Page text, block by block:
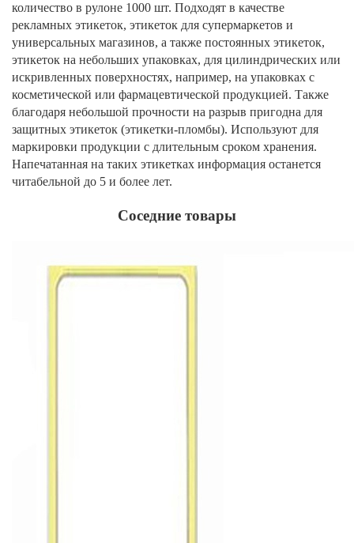
количество в рулоне 1000 шт. Подходят в качестве
рекламных этикеток, этикеток для супермаркетов и
универсальных магазинов, а также постоянных этикеток,
этикеток на небольших упаковках, для цилиндрических или
искривленных поверхностях, например, на упаковках с
косметической или фармацевтической продукцией. Также
благодаря небольшой прочности на разрыв пригодна для
защитных этикеток (этикетки-пломбы). Используют для
маркировки продукции с длительным сроком хранения.
Напечатанная на таких этикетках информация останется
читабельной до 5 и более лет.
Соседние товары